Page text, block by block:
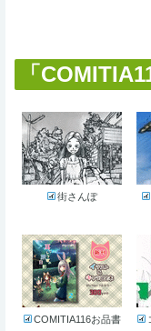
「
街さんぽ
COMITIA116お品書